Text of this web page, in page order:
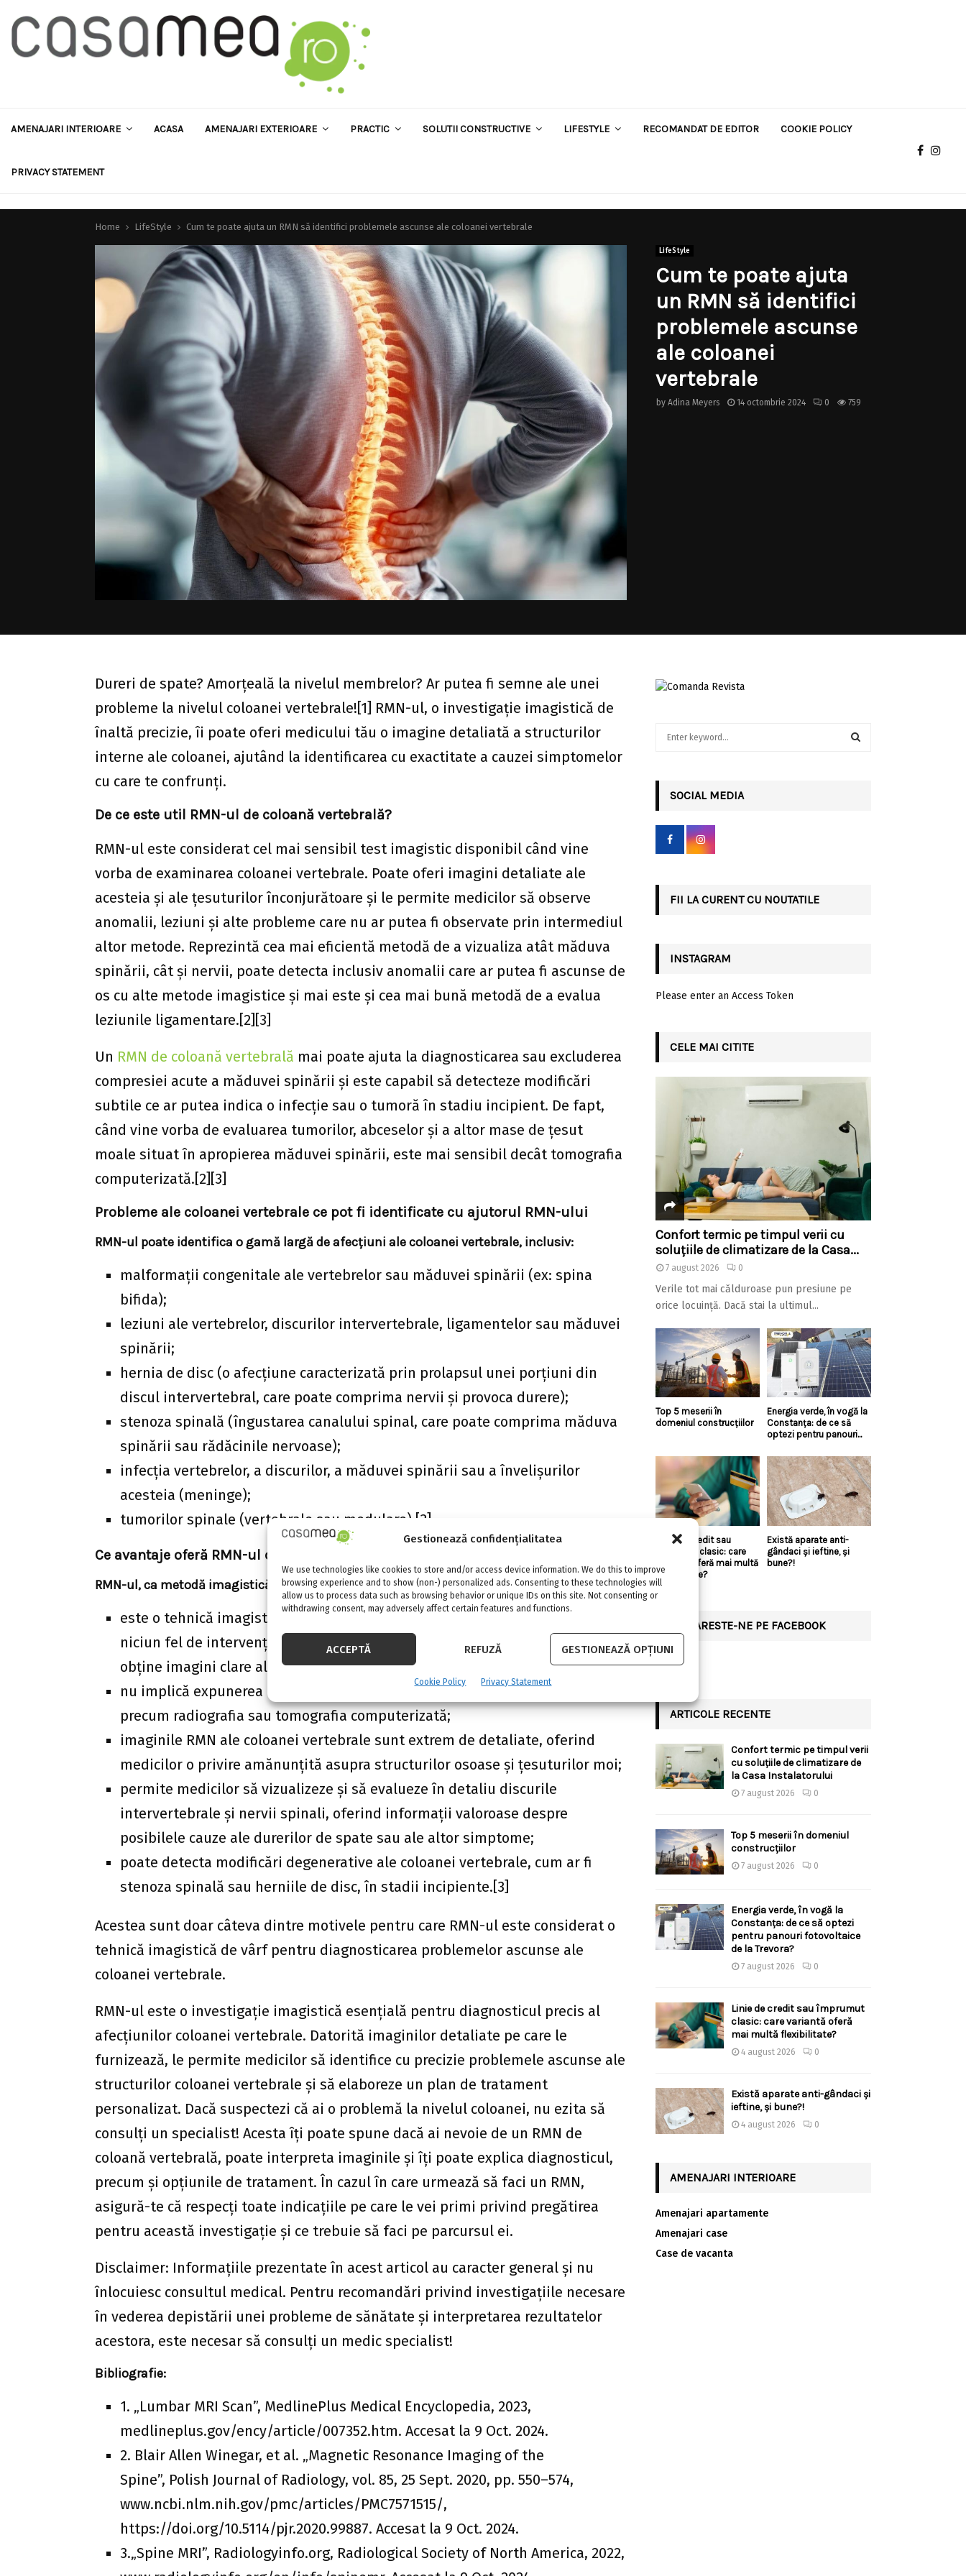
Gestionează confidențialitatea
We use technologies like cookies to store and/or access device information. We do this to improve
browsing experience and to show (non-) personalized ads. Consenting to these technologies will
allow us to process data such as browsing behavior or unique IDs on this site. Not consenting or
withdrawing consent, may adversely affect certain features and functions.
ACCEPTĂ REFUZĂ GESTIONEAZĂ OPȚIUNI
Cookie Policy Privacy Statement
AMENAJARI INTERIOARE ACASA AMENAJARI EXTERIOARE PRACTIC SOLUTII CONSTRUCTIVE LIFESTYLE RECOMANDAT DE EDITOR COOKIE POLICY
PRIVACY STATEMENT
Home LifeStyle Cum te poate ajuta un RMN să identifici problemele ascunse ale coloanei vertebrale
LifeStyle
Cum te poate ajuta
un RMN să identifici
problemele ascunse
ale coloanei
vertebrale
by Adina Meyers 14 octombrie 2024 0 759
Dureri de spate? Amorțeală la nivelul membrelor? Ar putea fi semne ale unei
probleme la nivelul coloanei vertebrale![1] RMN-ul, o investigație imagistică de
înaltă precizie, îi poate oferi medicului tău o imagine detaliată a structurilor
interne ale coloanei, ajutând la identificarea cu exactitate a cauzei simptomelor
cu care te confrunți.
De ce este util RMN-ul de coloană vertebrală?
RMN-ul este considerat cel mai sensibil test imagistic disponibil când vine
vorba de examinarea coloanei vertebrale. Poate oferi imagini detaliate ale
acesteia și ale țesuturilor înconjurătoare și le permite medicilor să observe
anomalii, leziuni și alte probleme care nu ar putea fi observate prin intermediul
altor metode. Reprezintă cea mai eficientă metodă de a vizualiza atât măduva
spinării, cât și nervii, poate detecta inclusiv anomalii care ar putea fi ascunse de
os cu alte metode imagistice și mai este și cea mai bună metodă de a evalua
leziunile ligamentare.[2][3]
Un RMN de coloană vertebrală mai poate ajuta la diagnosticarea sau excluderea
compresiei acute a măduvei spinării și este capabil să detecteze modificări
subtile ce ar putea indica o infecție sau o tumoră în stadiu incipient. De fapt,
când vine vorba de evaluarea tumorilor, abceselor și a altor mase de țesut
moale situat în apropierea măduvei spinării, este mai sensibil decât tomografia
computerizată.[2][3]
Probleme ale coloanei vertebrale ce pot fi identificate cu ajutorul RMN-ului
RMN-ul poate identifica o gamă largă de afecțiuni ale coloanei vertebrale, inclusiv:
malformații congenitale ale vertebrelor sau măduvei spinării (ex: spina
bifida);
leziuni ale vertebrelor, discurilor intervertebrale, ligamentelor sau măduvei
spinării;
hernia de disc (o afecțiune caracterizată prin prolapsul unei porțiuni din
discul intervertebral, care poate comprima nervii și provoca durere);
stenoza spinală (îngustarea canalului spinal, care poate comprima măduva
spinării sau rădăcinile nervoase);
infecția vertebrelor, a discurilor, a măduvei spinării sau a învelișurilor
acesteia (meninge);
tumorilor spinale (vertebrale sau medulare).[3]
Ce avantaje oferă RMN-ul coloanei vertebrale?
RMN-ul, ca metodă imagistică de evaluare a coloanei vertebrale, oferă numeroase avantaje:
este o tehnică imagistică neinvazivă, ceea ce înseamnă că nu necesită
niciun fel de intervenție chirurgicală sau alte proceduri intruzive pentru a
obține imagini clare ale coloanei vertebrale;
nu implică expunerea la radiații, spre deosebire de alte tehnici imagistice
precum radiografia sau tomografia computerizată;
imaginile RMN ale coloanei vertebrale sunt extrem de detaliate, oferind
medicilor o privire amănunțită asupra structurilor osoase și țesuturilor moi;
permite medicilor să vizualizeze și să evalueze în detaliu discurile
intervertebrale și nervii spinali, oferind informații valoroase despre
posibilele cauze ale durerilor de spate sau ale altor simptome;
poate detecta modificări degenerative ale coloanei vertebrale, cum ar fi
stenoza spinală sau herniile de disc, în stadii incipiente.[3]
Acestea sunt doar câteva dintre motivele pentru care RMN-ul este considerat o
tehnică imagistică de vârf pentru diagnosticarea problemelor ascunse ale
coloanei vertebrale.
RMN-ul este o investigație imagistică esențială pentru diagnosticul precis al
afecțiunilor coloanei vertebrale. Datorită imaginilor detaliate pe care le
furnizează, le permite medicilor să identifice cu precizie problemele ascunse ale
structurilor coloanei vertebrale și să elaboreze un plan de tratament
personalizat. Dacă suspectezi că ai o problemă la nivelul coloanei, nu ezita să
consulți un specialist! Acesta îți poate spune dacă ai nevoie de un RMN de
coloană vertebrală, poate interpreta imaginile și îți poate explica diagnosticul,
precum și opțiunile de tratament. În cazul în care urmează să faci un RMN,
asigură-te că respecți toate indicațiile pe care le vei primi privind pregătirea
pentru această investigație și ce trebuie să faci pe parcursul ei.
Disclaimer: Informațiile prezentate în acest articol au caracter general și nu
înlocuiesc consultul medical. Pentru recomandări privind investigațiile necesare
în vederea depistării unei probleme de sănătate și interpretarea rezultatelor
acestora, este necesar să consulți un medic specialist!
Bibliografie:
1. „Lumbar MRI Scan”, MedlinePlus Medical Encyclopedia, 2023,
medlineplus.gov/ency/article/007352.htm. Accesat la 9 Oct. 2024.
2. Blair Allen Winegar, et al. „Magnetic Resonance Imaging of the
Spine”, Polish Journal of Radiology, vol. 85, 25 Sept. 2020, pp. 550–574,
www.ncbi.nlm.nih.gov/pmc/articles/PMC7571515/,
https://doi.org/10.5114/pjr.2020.99887. Accesat la 9 Oct. 2024.
3.„Spine MRI”, Radiologyinfo.org, Radiological Society of North America, 2022,
r
SOCIAL MEDIA
FII LA CURENT CU NOUTATILE
INSTAGRAM
Please enter an Access Token
CELE MAI CITITE
Confort termic pe timpul verii cu
soluțiile de climatizare de la Casa...
7 august 2026 0
Verile tot mai călduroase pun presiune pe
orice locuință. Dacă stai la ultimul...
Top 5 meserii în
domeniul construcțiilor
Energia verde, în vogă la
Constanța: de ce să
optezi pentru panouri...
Linie de credit sau
împrumut clasic: care
variantă oferă mai multă
flexibilitate?
Există aparate anti-
gândaci și ieftine, și
bune?!
URMARESTE-NE PE FACEBOOK
ARTICOLE RECENTE
Confort termic pe timpul verii
cu soluțiile de climatizare de
la Casa Instalatorului
7 august 2026 0
Top 5 meserii în domeniul
construcțiilor
7 august 2026 0
Energia verde, în vogă la
Constanța: de ce să optezi
pentru panouri fotovoltaice
de la Trevora?
7 august 2026 0
Linie de credit sau împrumut
clasic: care variantă oferă
mai multă flexibilitate?
4 august 2026 0
Există aparate anti-gândaci și
ieftine, și bune?!
4 august 2026 0
AMENAJARI INTERIOARE
Amenajari apartamente
Amenajari case
Case de vacanta